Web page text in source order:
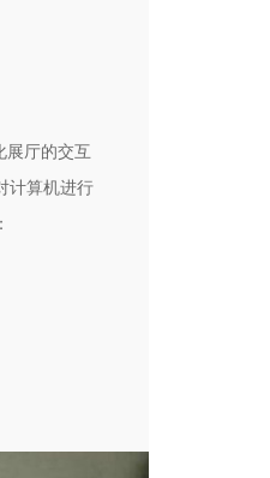
展厅的交互
计算机进行